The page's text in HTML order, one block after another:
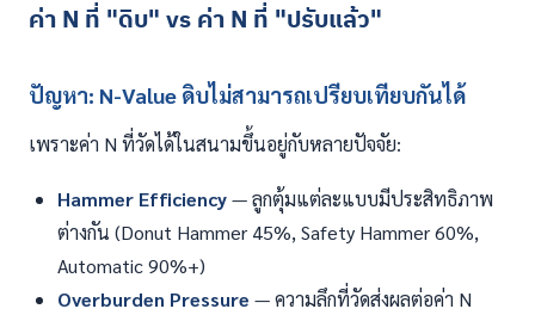
ค่า N ที่ "ดิบ" vs ค่า N ที่ "ปรับแล้ว"
ปัญหา: N-Value ดิบไม่สามารถเปรียบเทียบกันได้
เพราะค่า N ที่วัดได้ในสนามขึ้นอยู่กับหลายปัจจัย:
Hammer Efficiency— ลูกตุ้มแต่ละแบบมีประสิทธิภาพ
ต่างกัน (Donut Hammer 45%, Safety Hammer 60%,
Automatic 90%+)
Overburden Pressure — ความลึกที่วัดส่งผลต่อค่า N